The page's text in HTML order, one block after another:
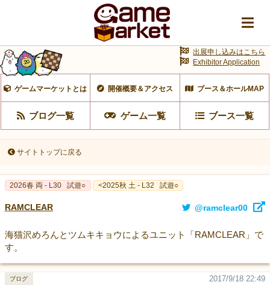
ゲームマーケットとは 開催概要＆アクセス ブース＆ホールMAP
ブログ一覧 ゲーム一覧 ブース一覧
出展申し込みはこちら
Exhibitor Application
サイトトップに戻る
2026春 両 - L30 試遊○ <2025秋 土 - L32 試遊○
RAMCLEAR @ramclear00
海猫沢めろんとツムキキョウによるユニット「RAMCLEAR」で
す。
2017/9/18 22:49
ブログ